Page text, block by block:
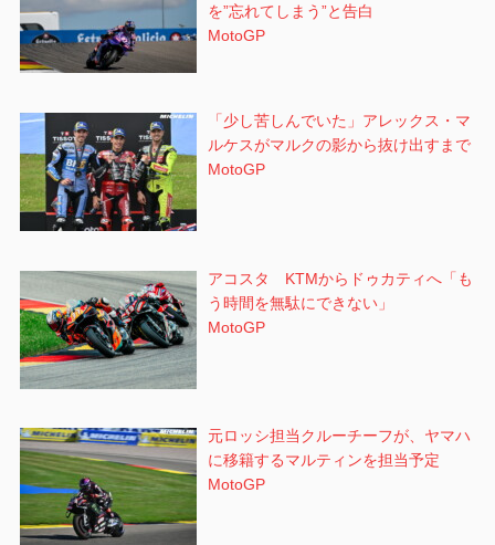
を”忘れてしまう”と告白
MotoGP
「少し苦しんでいた」アレックス・マ
ルケスがマルクの影から抜け出すまで
MotoGP
アコスタ KTMからドゥカティへ「も
う時間を無駄にできない」
MotoGP
元ロッシ担当クルーチーフが、ヤマハ
に移籍するマルティンを担当予定
MotoGP